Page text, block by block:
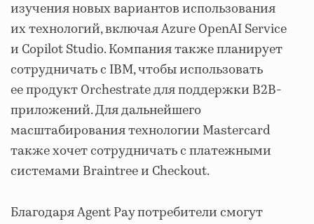
изучения новых вариантов использования
их технологий, включая Azure OpenAI Service
и Copilot Studio. Компания также планирует
сотрудничать с IBM, чтобы использовать
ее продукт Orchestrate для поддержки B2B-
приложений. Для дальнейшего
масштабирования технологии Mastercard
также хочет сотрудничать с платежными
системами Braintree и Checkout.
Благодаря Agent Pay потребители смогут